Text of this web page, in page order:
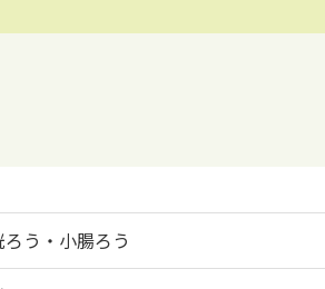
う・小腸ろう